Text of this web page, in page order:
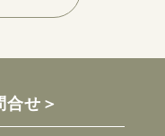
合せ＞